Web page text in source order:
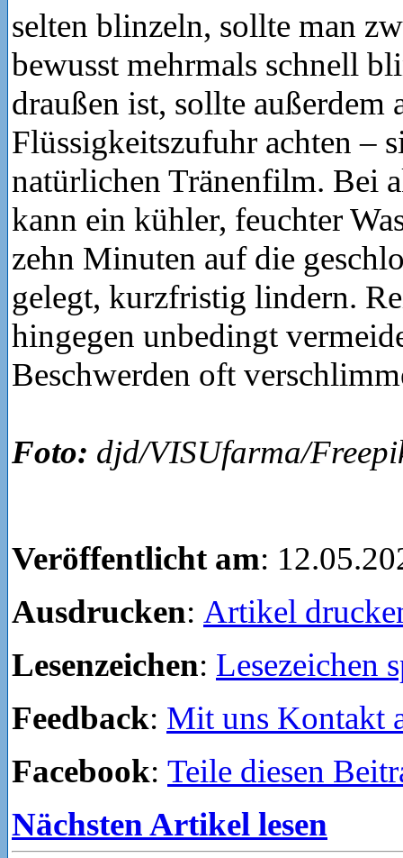
selten blinzeln, sollte man
bewusst mehrmals schnell
draußen ist, sollte außerdem
Flüssigkeitszufuhr achten –
natürlichen Tränenfilm. Bei
kann ein kühler, feuchter
zehn Minuten auf die
gelegt, kurzfristig lindern.
hingegen unbedingt
Beschwerden oft
Foto: djd/VISUfarma/
Veröffentlicht am:
Ausdrucken: Artikel
Lesenzeichen: Lesezeichen
Feedback: Mit uns Kontakt
Facebook: Teile diesen
Nächsten Artikel lesen